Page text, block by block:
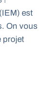
est
On vous
projet